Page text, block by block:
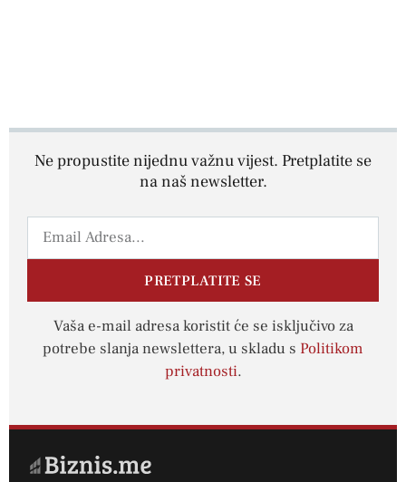
Ne propustite nijednu važnu vijest. Pretplatite se
na naš newsletter.
PRETPLATITE SE
Vaša e-mail adresa koristit će se isključivo za
potrebe slanja newslettera, u skladu s Politikom
privatnosti.